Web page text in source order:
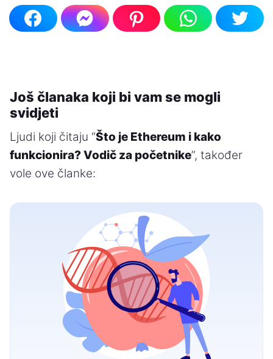
Još članaka koji bi vam se mogli
svidjeti
Ljudi koji čitaju “Što je Ethereum i kako
funkcionira? Vodič za početnike”, također
vole ove članke: